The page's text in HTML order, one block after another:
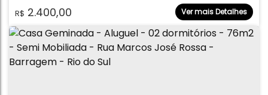
R$ 2.400,00 Ver mais Detalhes